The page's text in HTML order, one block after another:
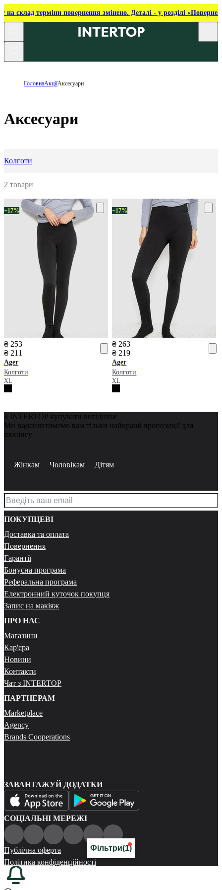
на склад терміни повернення змінено. Деталі - у розділі
ГоловнаАкціїАксесуари
Аксесуари
Колготи
2 товари
−17%
₴ 253
₴ 211
Ager
Колготи
XL
−17%
₴ 263
₴ 219
Ager
Колготи
XL
Фільтри(1)
З INTERTOP купувати вигідніше
Ми надсилатимемо вам тільки найкращі пропозиції для
шопінгу
Жінкам Чоловікам Дітям
ПОКУПЦЕВІ
Доставка та оплата
Повернення
Гарантії
Бонусна програма
Реферальна програма
Електронний куточок покупця
Запис на макіяж
ПРО НАС
Магазини
Кар'єра
Новини
Контакти
Чат з INTERTOP
ПАРТНЕРАМ
Marketplace
Agency
Brands Cooperations
ЗАВАНТАЖУЙ ДОДАТКИ
СОЦІАЛЬНІ МЕРЕЖІ
Публічна оферта
Політика конфіденційності
Карта сайту
© 2026 Всі права захищені